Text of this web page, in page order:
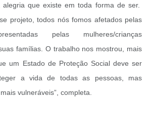
que existe em toda forma de ser.
projeto, todos nós fomos afetados pelas
pelas mulheres/crianças
famílias. O trabalho nos mostrou, mais
um Estado de Proteção Social deve ser
a vida de todas as pessoas, mas
vulneráveis”, completa.